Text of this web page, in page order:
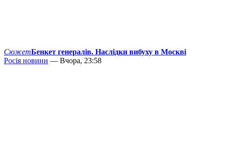
СюжетБенкет генералів. Наслідки вибуху в Москві
Росія новини — Вчора, 23:58